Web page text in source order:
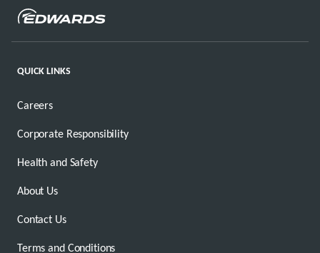
QUICK LINKS
Careers
Corporate Responsibility
Health and Safety
About Us
Contact Us
Terms and Conditions